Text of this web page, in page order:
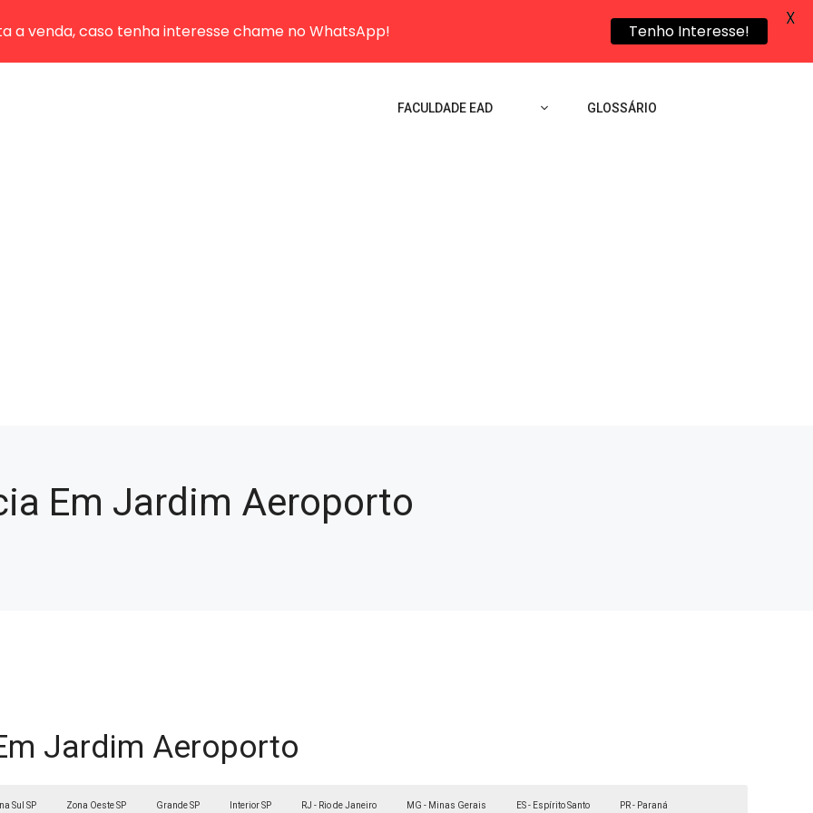
FACULDADE EAD GLOSSÁRIO
Em Jardim Aeroporto
Jardim Aeroporto
Sul SP Zona Oeste SP Grande SP Interior SP RJ - Rio de Janeiro MG - Minas Gerais ES - Espírito Santo PR - Paraná
a venda, caso tenha interesse chame no WhatsApp! Tenho Interesse!
X